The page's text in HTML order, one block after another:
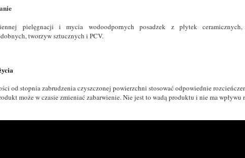
pielęgnacji i mycia wodoodpornych posadzek z płytek
tworzyw sztucznych i PCV.
od stopnia zabrudzenia czyszczonej powierzchni stosować odpowiednie
może w czasie zmieniać zabarwienie. Nie jest to wadą produktu i nie ma wpływu